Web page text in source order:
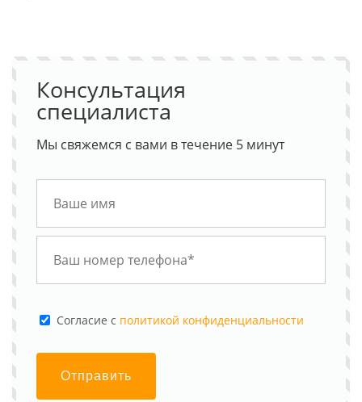
Консультация
специалиста
Мы свяжемся с вами в течение 5 минут
Cогласие с политикой конфиденциальности
Отправить